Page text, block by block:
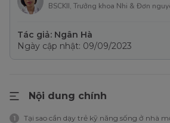
BSCKII, Trưởng khoa Nhi & Đơn
Tác giả: Ngân Hà
Ngày cập nhật: 09/09/2023
Nội dung chính
1 Tại sao cần dạy trẻ kỹ năng sống ở nhà